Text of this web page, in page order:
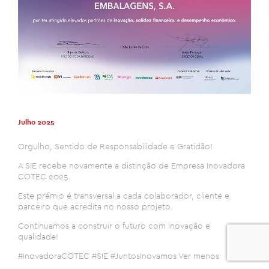
Julho 2025
Orgulho, Sentido de Responsabilidade e Gratidão!
A SIE recebe novamente a distinção de Empresa Inovadora
COTEC 2025.
Este prémio é transversal a cada colaborador, cliente e
parceiro que acredita no nosso projeto.
Continuamos a construir o futuro com inovação e
qualidade!
#InovadoraCOTEC #SIE #JuntosInovamos Ver menos